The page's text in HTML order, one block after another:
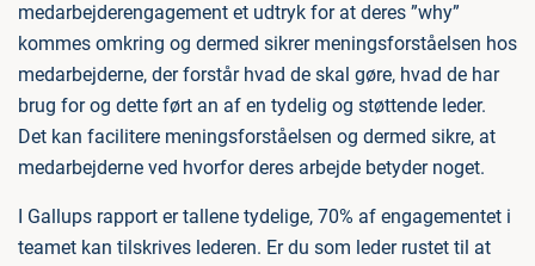
medarbejderengagement et udtryk for at deres ”why”
kommes omkring og dermed sikrer meningsforståelsen hos
medarbejderne, der forstår hvad de skal gøre, hvad de har
brug for og dette ført an af en tydelig og støttende leder.
Det kan facilitere meningsforståelsen og dermed sikre, at
medarbejderne ved hvorfor deres arbejde betyder noget.
I Gallups rapport er tallene tydelige, 70% af engagementet i
teamet kan tilskrives lederen. Er du som leder rustet til at